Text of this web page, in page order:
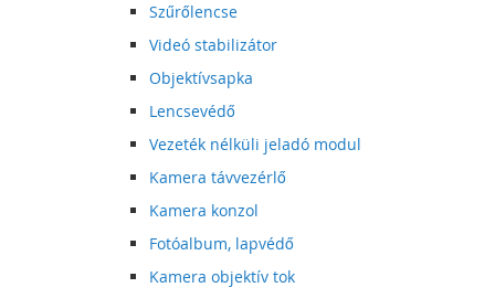
Szűrőlencse
Videó stabilizátor
Objektívsapka
Lencsevédő
Vezeték nélküli jeladó modul
Kamera távvezérlő
Kamera konzol
Fotóalbum, lapvédő
Kamera objektív tok